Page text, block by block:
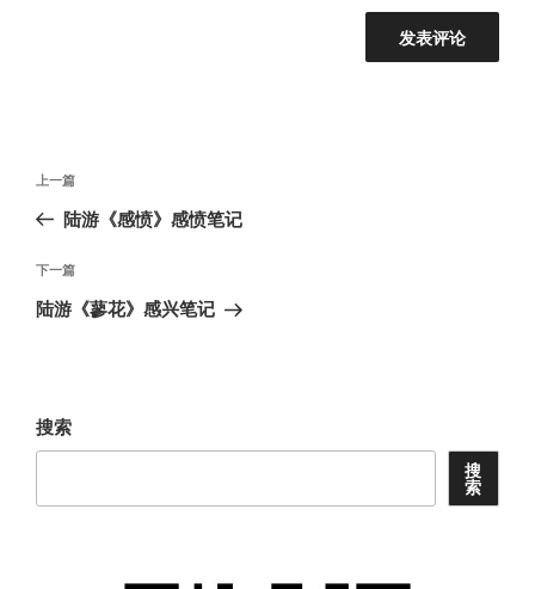
文
导
航
上
一
文
章
上一篇
陆游《感愤》感愤笔记
下
一
下一篇
陆游《蓼花》感兴笔记
搜索
搜
索